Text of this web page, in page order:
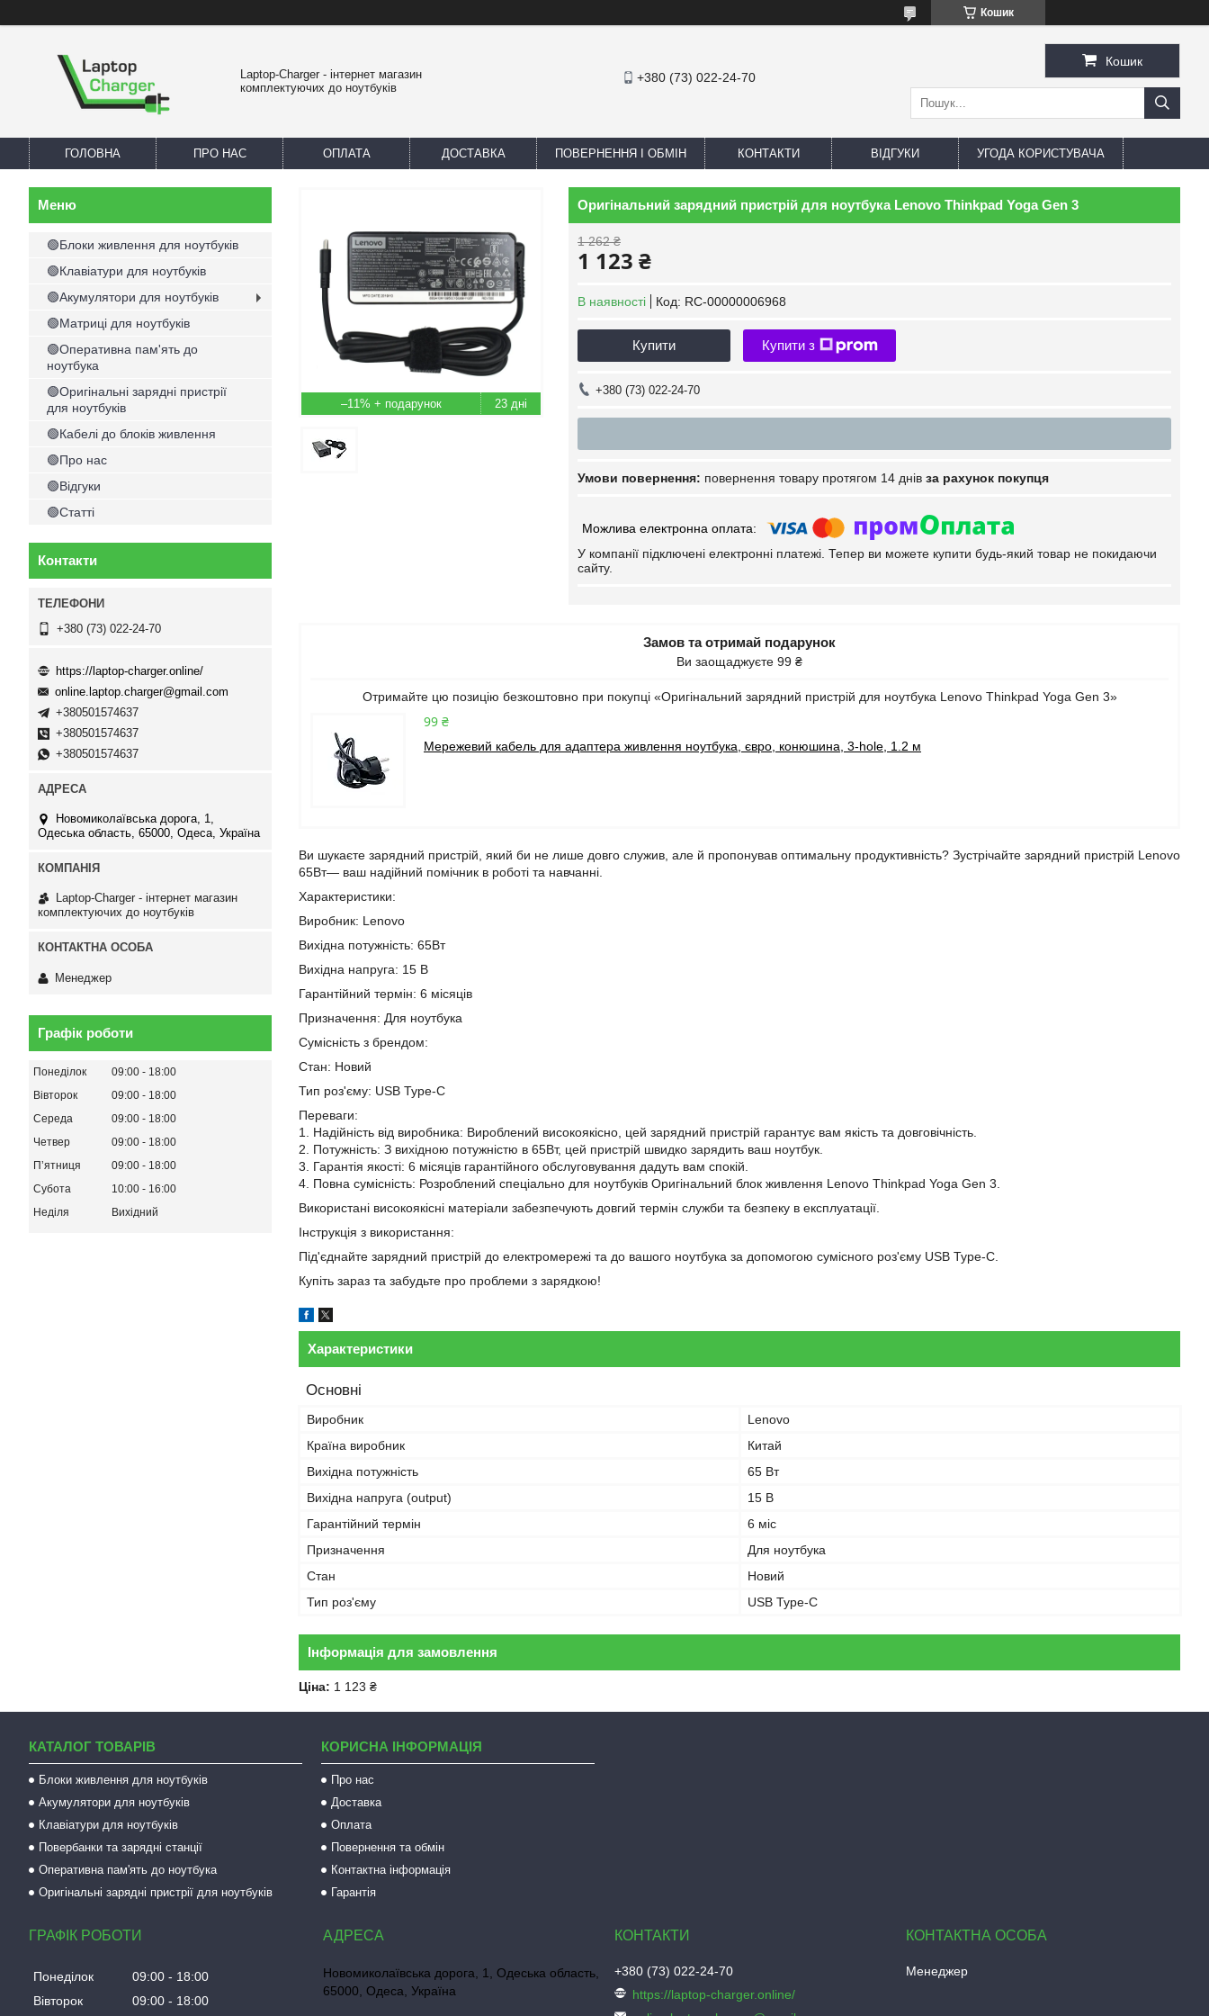
Кошик
Laptop-Charger - інтернет магазин
комплектуючих до ноутбуків
+380 (73) 022-24-70
Кошик
ГОЛОВНА ПРО НАС ОПЛАТА ДОСТАВКА ПОВЕРНЕННЯ І ОБМІН КОНТАКТИ ВІДГУКИ УГОДА КОРИСТУВАЧА
–11% 23 дні
Оригінальний зарядний пристрій для ноутбука Lenovo Thinkpad Yoga Gen 3
1 262 ₴
1 123 ₴
В наявності Код: RC-00000006968
Купити Купити з
+380 (73) 022-24-70
повернення товару протягом 14 днів за рахунок покупця
У компанії підключені електронні платежі. Тепер ви можете купити будь-який товар не покидаючи
сайту.
Замов та отримай подарунок
Ви заощаджуєте 99 ₴
Отримайте цю позицію безкоштовно при покупці «Оригінальний зарядний пристрій для ноутбука Lenovo Thinkpad Yoga Gen 3»
99 ₴
Мережевий кабель для адаптера живлення ноутбука, євро, конюшина, 3-hole, 1.2 м
Ви шукаєте зарядний пристрій, який би не лише довго служив, але й пропонував оптимальну продуктивність? Зустрічайте зарядний пристрій Lenovo
65Вт— ваш надійний помічник в роботі та навчанні.
Характеристики:
Виробник: Lenovo
Вихідна потужність: 65Вт
Вихідна напруга: 15 В
Гарантійний термін: 6 місяців
Призначення: Для ноутбука
Сумісність з брендом:
Стан: Новий
Тип роз'єму: USB Type-C
Переваги:
1. Надійність від виробника: Вироблений високоякісно, цей зарядний пристрій гарантує вам якість та довговічність.
2. Потужність: З вихідною потужністю в 65Вт, цей пристрій швидко зарядить ваш ноутбук.
3. Гарантія якості: 6 місяців гарантійного обслуговування дадуть вам спокій.
4. Повна сумісність: Розроблений спеціально для ноутбуків Оригінальний блок живлення Lenovo Thinkpad Yoga Gen 3.
Використані високоякісні матеріали забезпечують довгий термін служби та безпеку в експлуатації.
Інструкція з використання:
Під'єднайте зарядний пристрій до електромережі та до вашого ноутбука за допомогою сумісного роз'єму USB Type-C.
Купіть зараз та забудьте про проблеми з зарядкою!
Характеристики
Основні
Виробник
Lenovo
Країна виробник
Китай
Вихідна потужність
65 Вт
Вихідна напруга (output)
15 В
Гарантійний термін
6 міс
Призначення
Для ноутбука
Стан
Новий
Тип роз'єму
USB Type-C
Інформація для замовлення
Ціна: 1 123 ₴
🟢Блоки живлення для ноутбуків
🟢Клавіатури для ноутбуків
🟢Акумулятори для ноутбуків
🟢Матриці для ноутбуків
🟢Оперативна пам'ять до
ноутбука
🟢Оригінальні зарядні пристрії
для ноутбуків
🟢Кабелі до блоків живлення
🟢Про нас
🟢Відгуки
🟢Статті
Контакти
+380 (73) 022-24-70
https://laptop-charger.online/
online.laptop.charger@gmail.com
+380501574637
+380501574637
+380501574637
Новомиколаївська дорога, 1,
Одеська область, 65000, Одеса, Україна
Laptop-Charger - інтернет магазин
комплектуючих до ноутбуків
Менеджер
Графік роботи
Понеділок 09:00
18:00
Вівторок
09:00
18:00
Середа
09:00
18:00
Четвер
09:00
18:00
Пʼятниця
09:00
18:00
Субота
10:00
16:00
Неділя
Вихідний
КАТАЛОГ ТОВАРІВ
Блоки живлення для ноутбуків
Акумулятори для ноутбуків
Клавіатури для ноутбуків
Повербанки та зарядні станції
Оперативна пам'ять до ноутбука
Оригінальні зарядні пристрії для ноутбуків
КОРИСНА ІНФОРМАЦІЯ
Про нас
Доставка
Оплата
Повернення та обмін
Контактна інформація
Гарантія
ГРАФІК РОБОТИ
Понеділок 09:00
18:00
Вівторок
09:00 18:00
Новомиколаївська дорога, 1, Одеська область,
65000, Одеса, Україна
+380 (73) 022-24-70
https://laptop-charger.online/
Менеджер